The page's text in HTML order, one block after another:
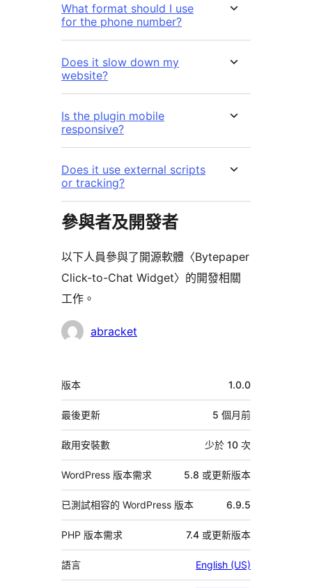
What format should I use
for the phone number?
Does it slow down my
website?
Is the plugin mobile
responsive?
Does it use external scripts
or tracking?
參與者及開發者
以下人員參與了開源軟體〈Bytepaper
Click-to-Chat Widget〉的開發相關
工作。
參
abracket
中
繼
資
料
版本 1.0.0
最後更新 5 個月前
啟用安裝數 少於 10 次
WordPress 版本需求 5.8 或更新版本
已測試相容的 WordPress 版本 6.9.5
PHP 版本需求 7.4 或更新版本
語言 English (US)